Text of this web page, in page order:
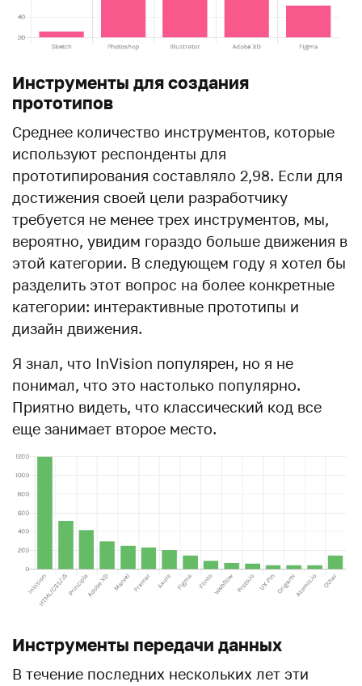
Инструменты для создания
прототипов
Среднее количество инструментов, которые
используют респонденты для
прототипирования составляло 2,98. Если для
достижения своей цели разработчику
требуется не менее трех инструментов, мы,
вероятно, увидим гораздо больше движения в
этой категории. В следующем году я хотел бы
разделить этот вопрос на более конкретные
категории: интерактивные прототипы и
дизайн движения.
Я знал, что InVision популярен, но я не
понимал, что это настолько популярно.
Приятно видеть, что классический код все
еще занимает второе место.
Инструменты передачи данных
В течение последних нескольких лет эти